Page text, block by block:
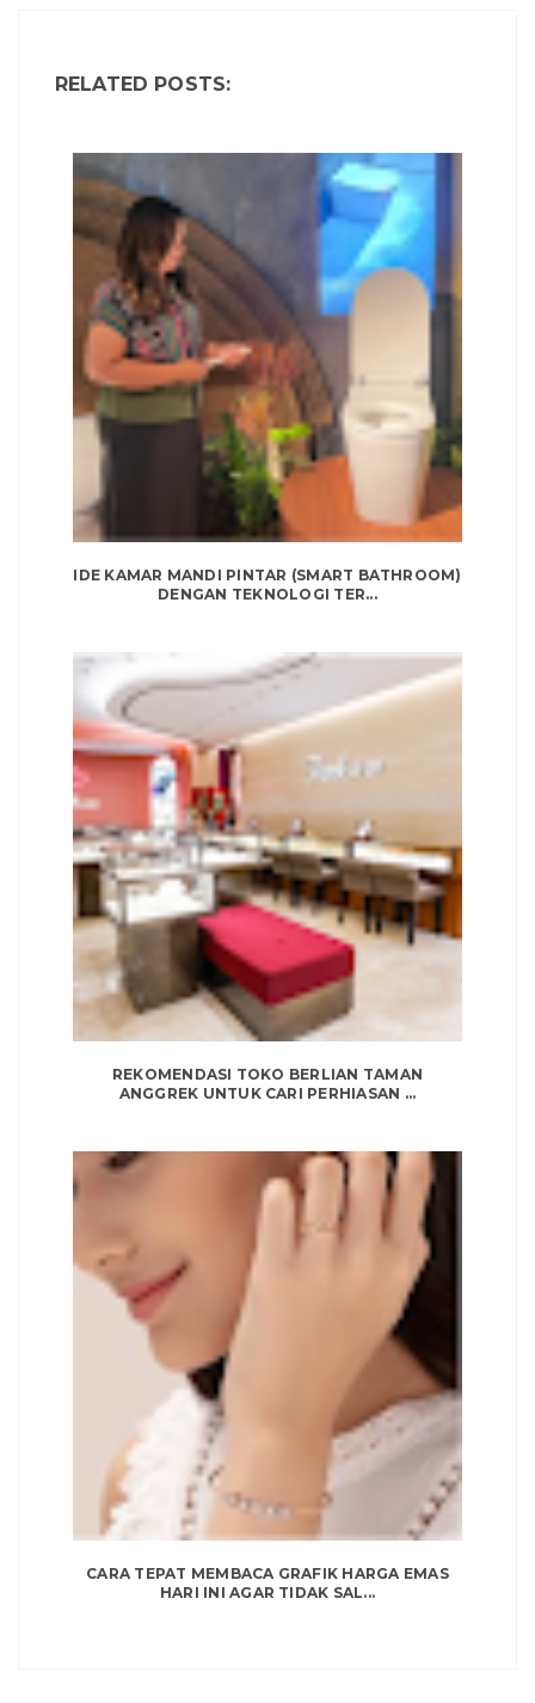
RELATED POSTS:
IDE KAMAR MANDI PINTAR (SMART BATHROOM)
DENGAN TEKNOLOGI TER...
REKOMENDASI TOKO BERLIAN TAMAN
ANGGREK UNTUK CARI PERHIASAN ...
CARA TEPAT MEMBACA GRAFIK HARGA EMAS
HARI INI AGAR TIDAK SAL...